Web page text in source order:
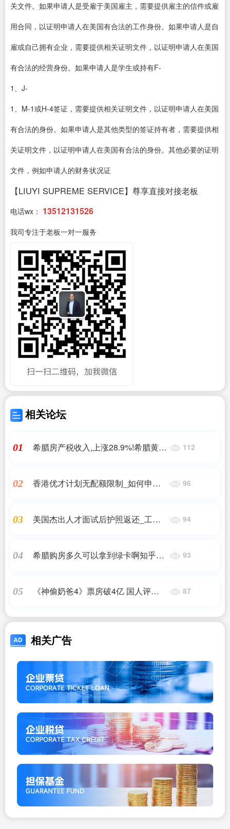
关文件。如果申请人是受雇于美国雇主，需要提供雇主的信件或雇
用合同，以证明申请人在美国有合法的工作身份。如果申请人是自
雇或自己拥有企业，需要提供相关证明文件，以证明申请人在美国
有合法的经营身份。如果申请人是学生或持有F-
1、J-
1、M-1或H-4签证，需要提供相关证明文件，以证明申请人在美国
有合法的身份。如果申请人是其他类型的签证持有者，需要提供相
关证明文件，以证明申请人在美国有合法的身份。其他必要的证明
文件，例如申请人的财务状况证
【LIUYI SUPREME SERVICE】尊享直接对接老板
电话wx： 13512131526
我司专注于老板一对一服务
相关论坛
01
希腊房产税收入,上涨28.9%!希腊黄金
112
02
香港优才计划无配额限制_如何申请
96
03
美国杰出人才面试后护照返还_工程
94
04
希腊购房多久可以拿到绿卡啊知乎_
93
05
《神偷奶爸4》票房破4亿 国人评价太
87
相关广告